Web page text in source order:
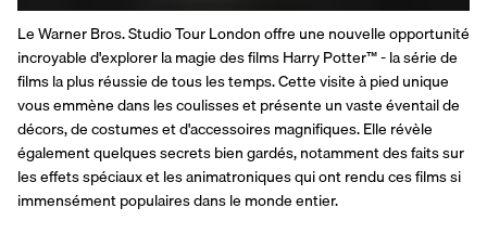
Le Warner Bros. Studio Tour London offre une nouvelle opportunité
incroyable d'explorer la magie des films Harry Potter™ - la série de
films la plus réussie de tous les temps. Cette visite à pied unique
vous emmène dans les coulisses et présente un vaste éventail de
décors, de costumes et d'accessoires magnifiques. Elle révèle
également quelques secrets bien gardés, notamment des faits sur
les effets spéciaux et les animatroniques qui ont rendu ces films si
immensément populaires dans le monde entier.